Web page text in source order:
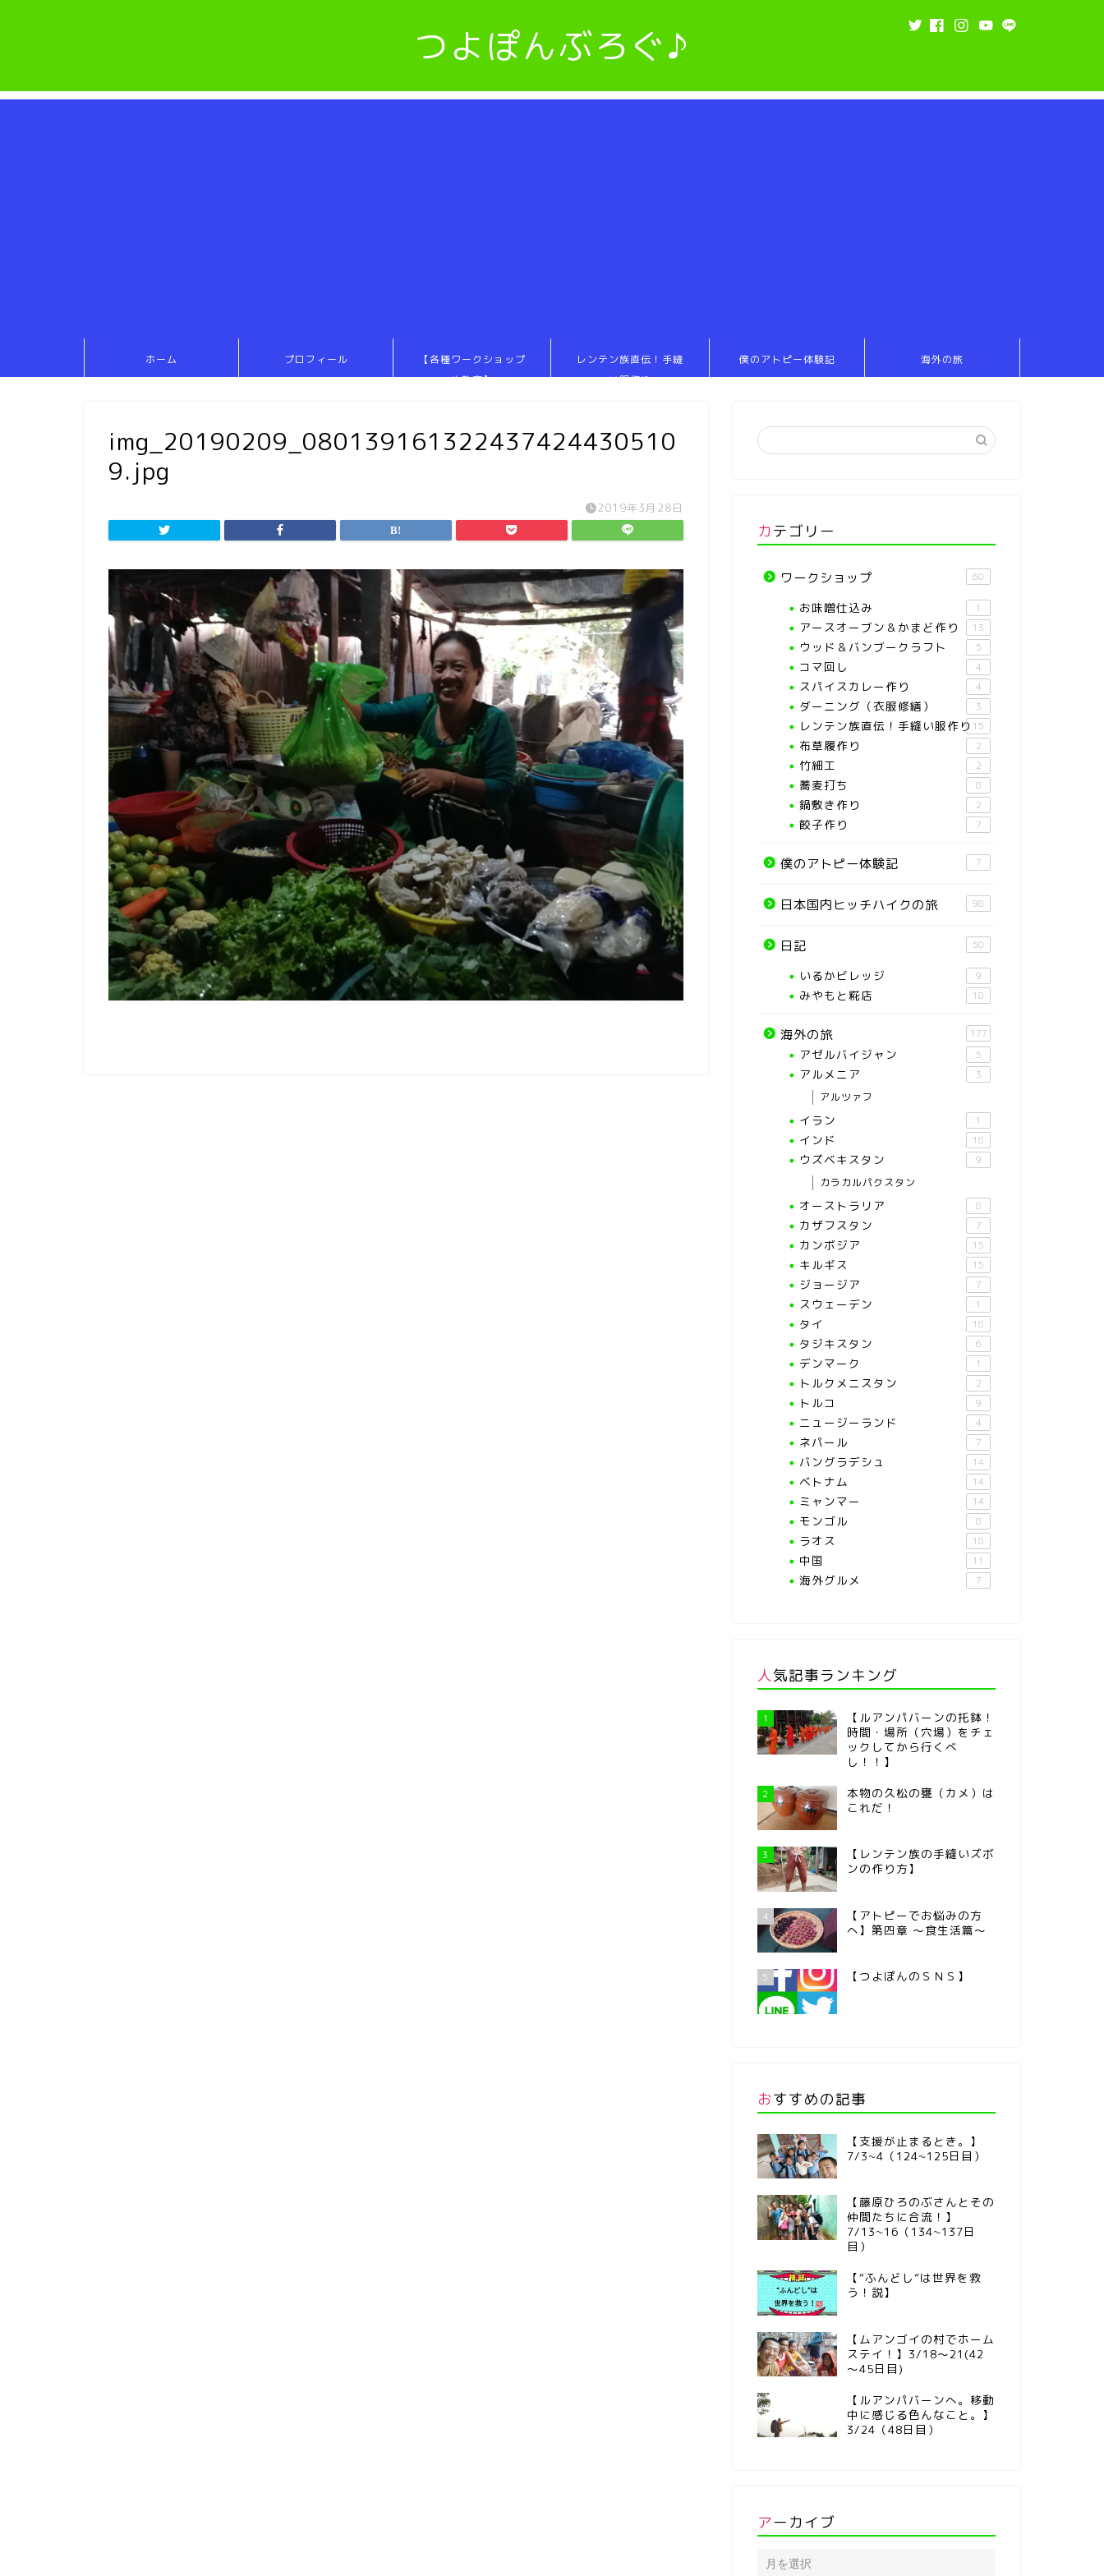
つよぽんぶろぐ♪
ホーム プロフィール
【各種ワークショップ
や教室】
レンテン族直伝！手縫
い服作り
僕のアトピー体験記 海外の旅
img_20190209_080139161322437424430510
9.jpg
2019年3月28日
カテゴリー
ワークショップ 60
お味噌仕込み 1
アースオーブン＆かまど作り 13
ウッド＆バンブークラフト 5
コマ回し 4
スパイスカレー作り 4
ダーニング（衣服修繕） 3
レンテン族直伝！手縫い服作り 15
布草履作り 2
竹細工 2
蕎麦打ち 8
鍋敷き作り 2
餃子作り 7
僕のアトピー体験記 7
日本国内ヒッチハイクの旅 98
日記 50
いるかビレッジ 9
みやもと糀店 18
海外の旅 177
アゼルバイジャン 5
アルメニア 3
アルツァフ
イラン 1
インド 18
ウズベキスタン 9
カラカルパクスタン
オーストラリア 8
カザフスタン 7
カンボジア 15
キルギス 15
ジョージア 7
スウェーデン 1
タイ 18
タジキスタン 6
デンマーク 1
トルクメニスタン 2
トルコ 9
ニュージーランド 4
ネパール 7
バングラデシュ 14
ベトナム 14
ミャンマー 14
モンゴル 8
ラオス 18
中国 11
海外グルメ 7
人気記事ランキング
1
【ルアンパバーンの托鉢！
時間・場所（穴場）をチェ
ックしてから行くべ
し！！】
2
本物の久松の甕（カメ）は
これだ！
3
【レンテン族の手縫いズボ
ンの作り方】
4
【アトピーでお悩みの方
へ】第四章 ～食生活篇～
5 【つよぽんのＳＮＳ】
おすすめの記事
【支援が止まるとき。】
7/3~4（124~125日目）
【藤原ひろのぶさんとその
仲間たちに合流！】
7/13~16（134~137日
目）
【“ふんどし”は世界を救
う！説】
【ムアンゴイの村でホーム
ステイ！】3/18～21(42
～45日目)
【ルアンパバーンへ。移動
中に感じる色んなこと。】
3/24（48日目）
アーカイブ